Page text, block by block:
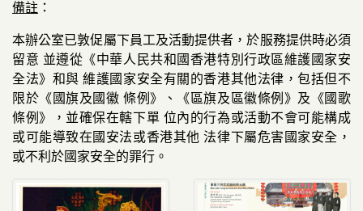
備註 ：
本辦公室已敦促屬下員工及活動提供者，於服務提供時必須
留意 並遵從《中華人民共和國香港特別行政區維護國家安
全法》和與 維護國家安全有關的香港其他法律，包括但不
限於《國旗及國徽 條例》、《區旗及區徽條例》及《國歌
條例》，並確保在轄下單 位內的行為或活動不會可能構成
或可能導致在國安法或香港其他 法律下屬危害國家安全，
或不利於國家安全的罪行。